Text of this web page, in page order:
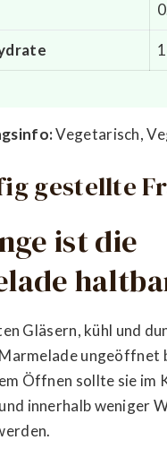
Vegetarisch,
gestellte
ist die
Gläsern, kühl und
ungeöffnet
Öffnen sollte sie im
innerhalb weniger